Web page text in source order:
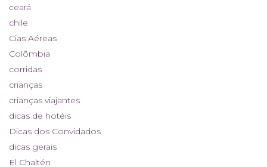
ceará
chile
Cias Aéreas
Colômbia
corridas
crianças
crianças viajantes
dicas de hotéis
Dicas dos Convidados
dicas gerais
El Chaltén